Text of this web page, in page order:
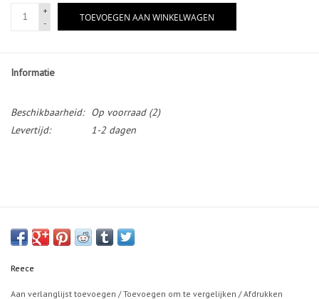
+
-
TOEVOEGEN AAN WINKELWAGEN
Informatie
Beschikbaarheid: Op voorraad(2)
Levertijd:
1-2 dagen
Reece
Aan verlanglijst toevoegen /Toevoegen om te vergelijken /Afdrukken